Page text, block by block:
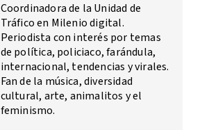
Coordinadora de la Unidad de
Tráfico en Milenio digital.
Periodista con interés por temas
de política, policiaco, farándula,
internacional, tendencias y virales.
Fan de la música, diversidad
cultural, arte, animalitos y el
feminismo.